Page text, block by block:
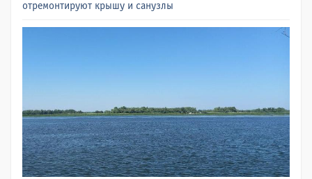
отремонтируют крышу и санузлы